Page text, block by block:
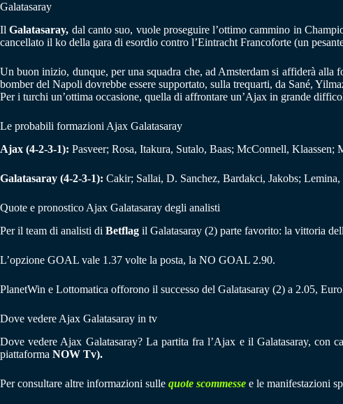
Galatasaray
IlGalatasaray, dal canto suo, vuole proseguire l’ottimo cammino in
cancellato il ko della gara di esordio contro l’Eintracht Francoforte (un
Un buon inizio, dunque, per una squadra che, ad Amsterdam si affiderà
bomber del Napoli dovrebbe essere supportato, sulla trequarti, da Sané,
Per i turchi un’ottima occasione, quella di affrontare un’Ajax in grande
Le probabili formazioni Ajax Galatasaray
Ajax (4-2-3-1): Pasveer; Rosa, Itakura, Sutalo, Baas; McConnell,
Galatasaray (4-2-3-1): Cakir; Sallai, D. Sanchez, Bardakci, Jakobs;
Quote e pronostico Ajax Galatasaray degli analisti
Per il team di analisti di Betflag il Galatasaray (2) parte favorito: la vittoria
L’opzione GOAL vale 1.37 volte la posta, la NO GOAL 2.90.
PlanetWin e Lottomatica offorono il successo del Galatasaray (2) a 2.05,
Dove vedere Ajax Galatasaray in tv
Dove vedere Ajax Galatasaray? La partita fra l’Ajax e il Galatasaray, con
piattaforma NOW Tv).
Per consultare altre informazioni sulle quote scommesse e le manifestazioni